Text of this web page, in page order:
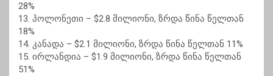
28%
13. პოლონეთი – $2.8 მილიონი, ზრდა წინა წელთან
18%
14. კანადა – $2.1 მილიონი, ზრდა წინა წელთან 11%
15. ირლანდია – $1.9 მილიონი, ზრდა წინა წელთან
51%